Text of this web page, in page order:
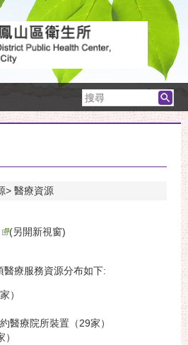
搜
尋
醫療資源
(另開新視窗)
療服務資源分布如下:
）
醫療院所裝置（29家）